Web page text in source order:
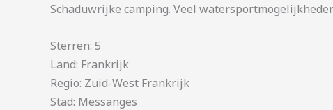
Schaduwrijke camping. Veel
Sterren: 5
Land: Frankrijk
Regio: Zuid-West Frankrijk
Stad: Messanges